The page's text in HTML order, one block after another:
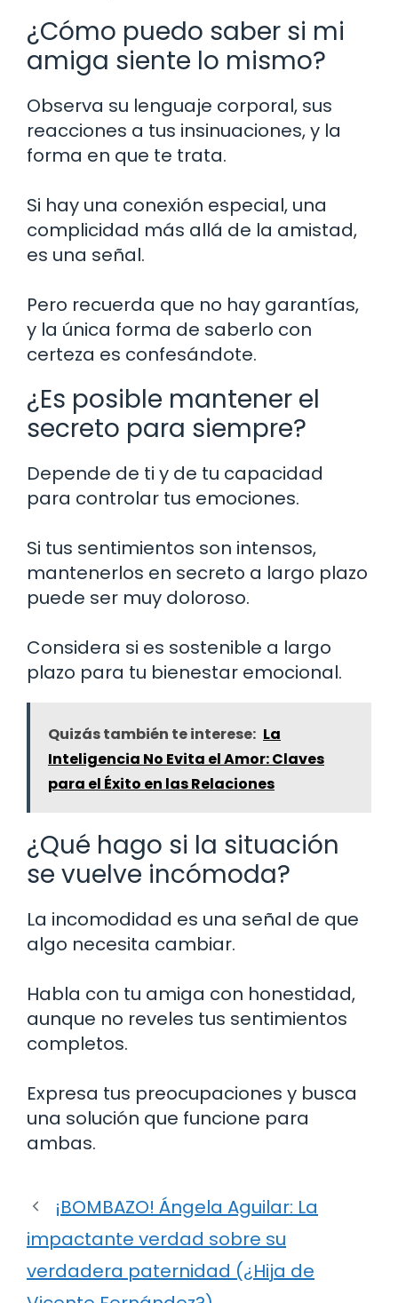
¿Cómo puedo saber si mi
amiga siente lo mismo?
Observa su lenguaje corporal, sus
reacciones a tus insinuaciones, y la
forma en que te trata.
Si hay una conexión especial, una
complicidad más allá de la amistad,
es una señal.
Pero recuerda que no hay garantías,
y la única forma de saberlo con
certeza es confesándote.
¿Es posible mantener el
secreto para siempre?
Depende de ti y de tu capacidad
para controlar tus emociones.
Si tus sentimientos son intensos,
mantenerlos en secreto a largo plazo
puede ser muy doloroso.
Considera si es sostenible a largo
plazo para tu bienestar emocional.
Quizás también te interese: La
Inteligencia No Evita el Amor: Claves
para el Éxito en las Relaciones
¿Qué hago si la situación
se vuelve incómoda?
La incomodidad es una señal de que
algo necesita cambiar.
Habla con tu amiga con honestidad,
aunque no reveles tus sentimientos
completos.
Expresa tus preocupaciones y busca
una solución que funcione para
ambas.
¡BOMBAZO! Ángela Aguilar: La
impactante verdad sobre su
verdadera paternidad (¿Hija de